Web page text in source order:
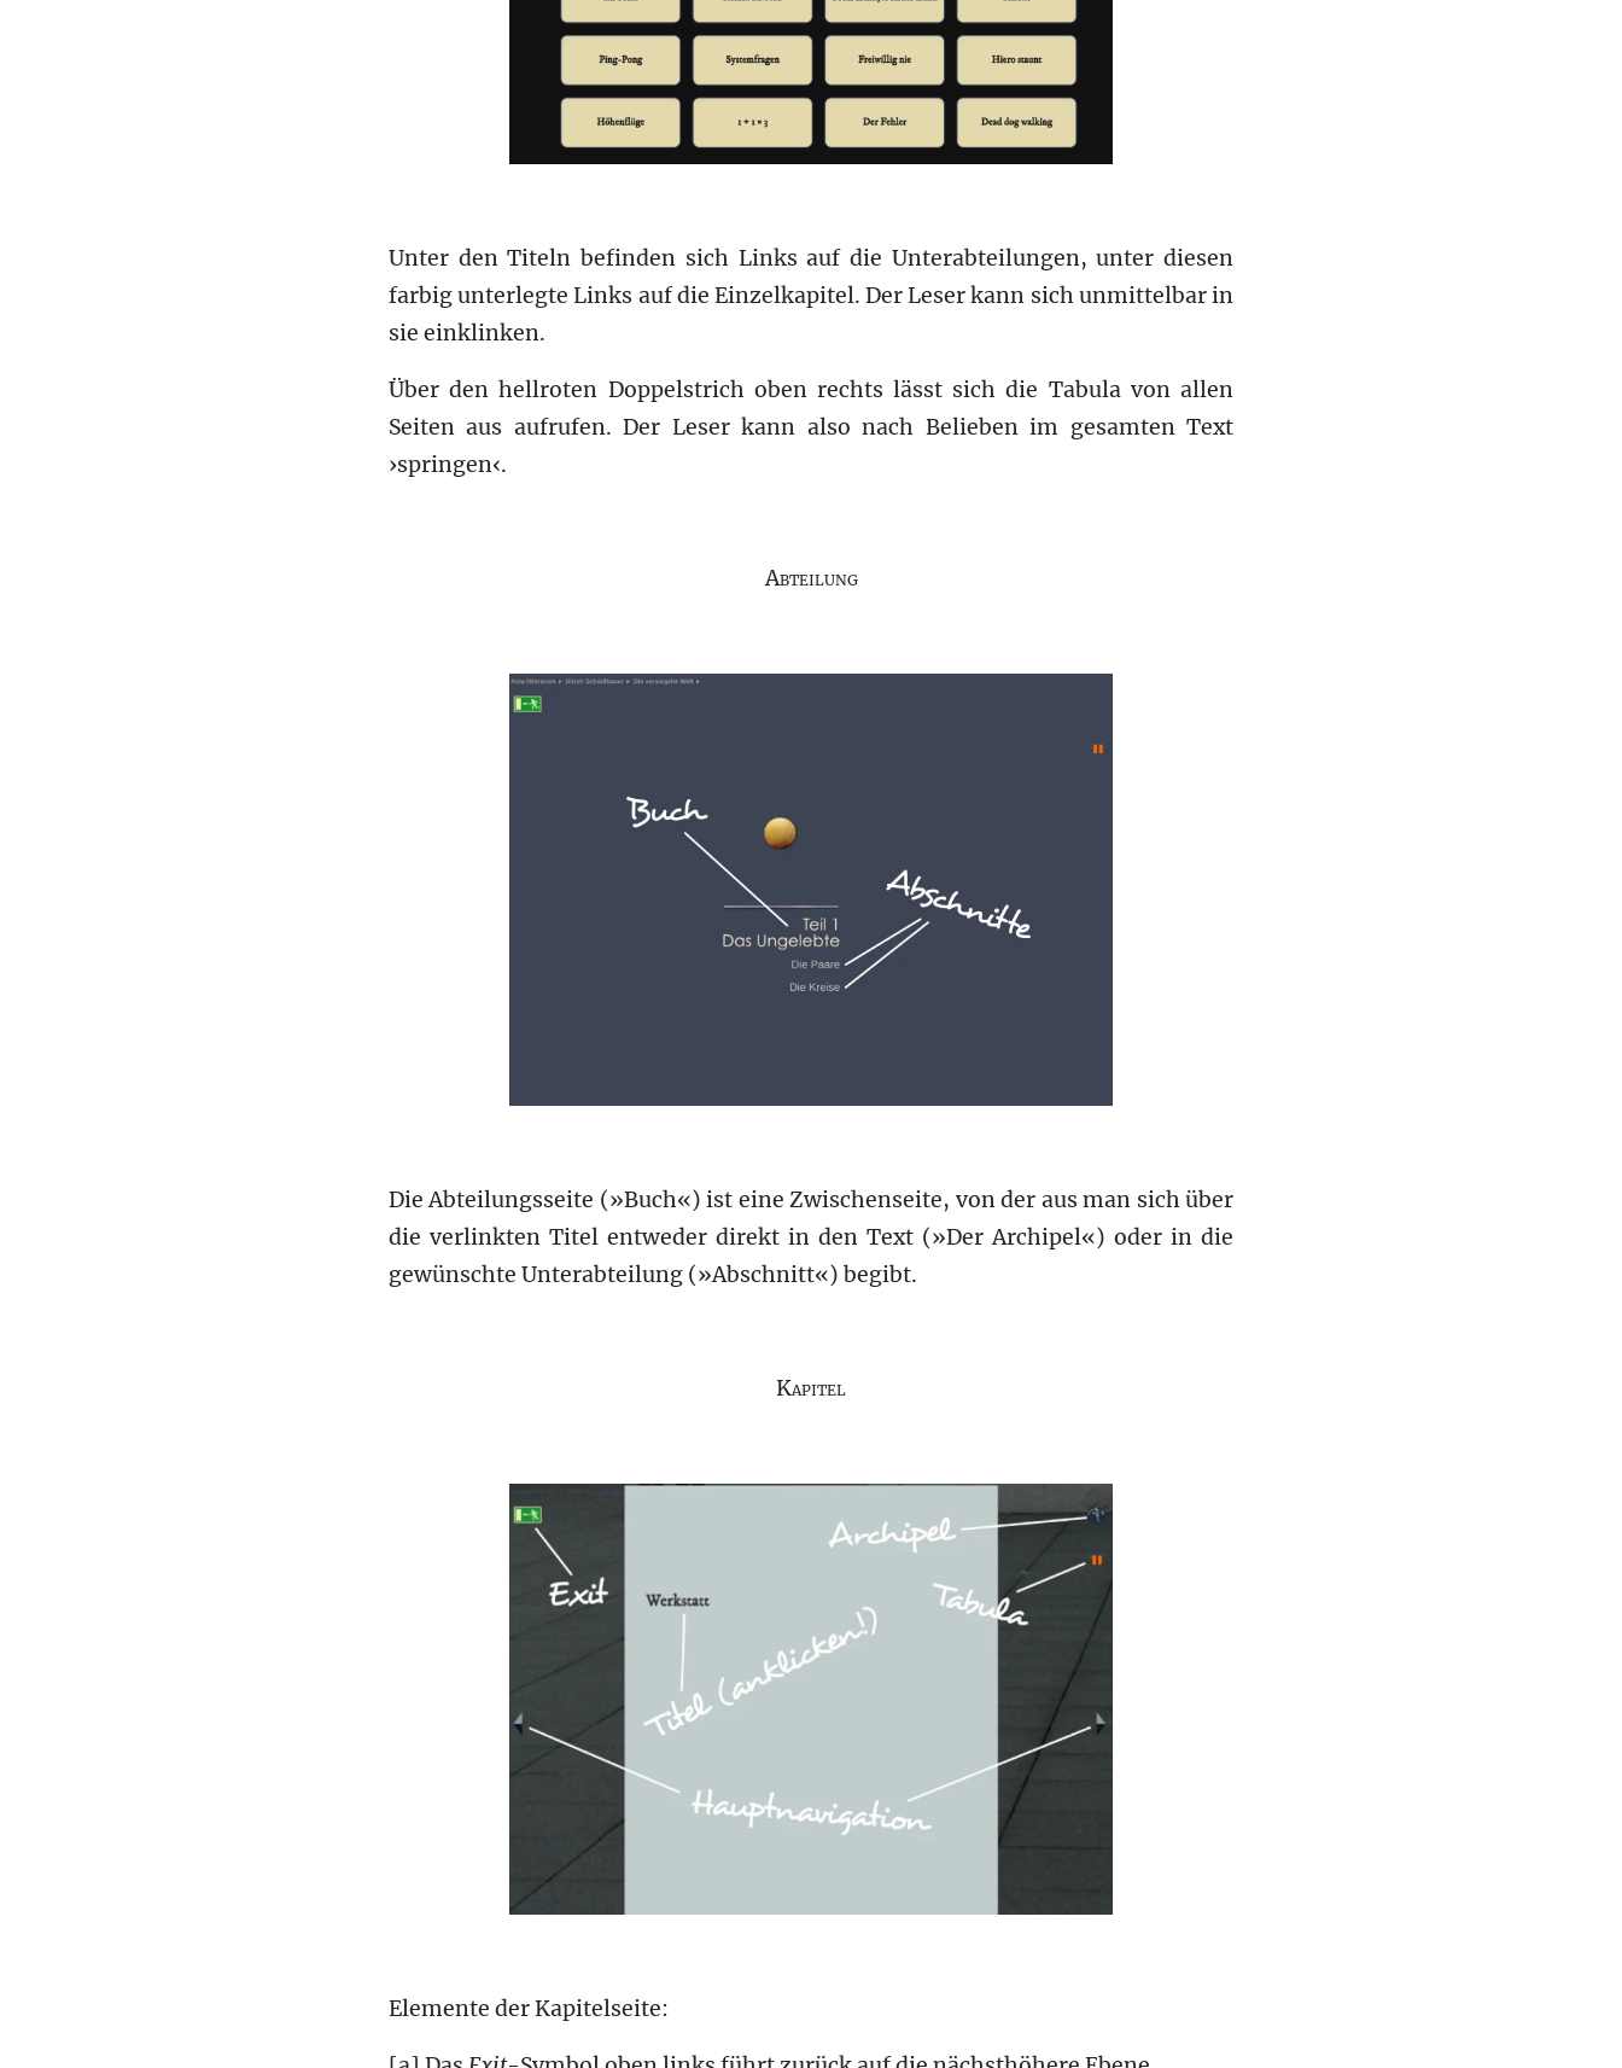
Unter den Titeln befinden sich Links auf die Unterabteilungen, unter diesen
farbig unterlegte Links auf die Einzelkapitel. Der Leser kann sich unmittelbar in
sie einklinken.
Über den hellroten Doppelstrich oben rechts lässt sich die Tabula von allen
Seiten aus aufrufen. Der Leser kann also nach Belieben im gesamten Text
›springen‹.
Abteilung
Die Abteilungsseite (»Buch«) ist eine Zwischenseite, von der aus man sich über
die verlinkten Titel entweder direkt in den Text (»Der Archipel«) oder in die
gewünschte Unterabteilung (»Abschnitt«) begibt.
Kapitel
Elemente der Kapitelseite: